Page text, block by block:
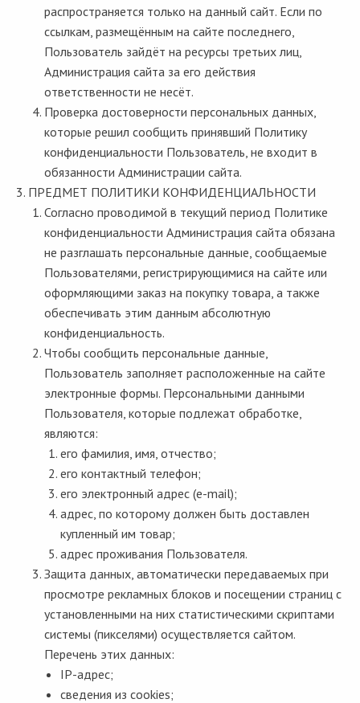
распространяется только на данный сайт. Если по
ссылкам, размещённым на сайте последнего,
Пользователь зайдёт на ресурсы третьих лиц,
Администрация сайта за его действия
ответственности не несёт.
Проверка достоверности персональных данных,
которые решил сообщить принявший Политику
конфиденциальности Пользователь, не входит в
обязанности Администрации сайта.
ПРЕДМЕТ ПОЛИТИКИ КОНФИДЕНЦИАЛЬНОСТИ
Согласно проводимой в текущий период Политике
конфиденциальности Администрация сайта обязана
не разглашать персональные данные, сообщаемые
Пользователями, регистрирующимися на сайте или
оформляющими заказ на покупку товара, а также
обеспечивать этим данным абсолютную
конфиденциальность.
Чтобы сообщить персональные данные,
Пользователь заполняет расположенные на сайте
электронные формы. Персональными данными
Пользователя, которые подлежат обработке,
являются:
его фамилия, имя, отчество;
его контактный телефон;
его электронный адрес (e-mail);
адрес, по которому должен быть доставлен
купленный им товар;
адрес проживания Пользователя.
Защита данных, автоматически передаваемых при
просмотре рекламных блоков и посещении страниц с
установленными на них статистическими скриптами
системы (пикселями) осуществляется сайтом.
Перечень этих данных:
IP-адрес;
сведения из cookies;